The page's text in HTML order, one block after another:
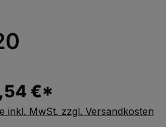
€*
inkl. MwSt. zzgl. Versandkosten